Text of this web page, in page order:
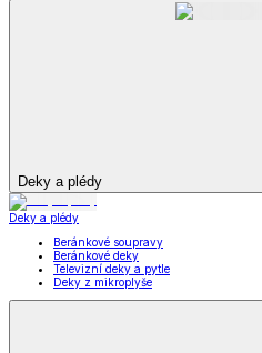
Deky a plédy
Deky a plédy
Beránkové soupravy
Beránkové deky
Televizní deky a pytle
Deky z mikroplyše